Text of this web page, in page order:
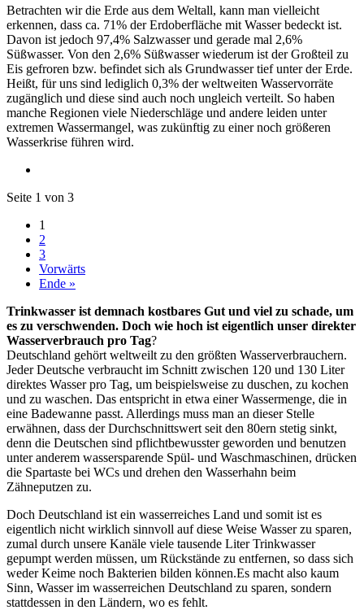
Betrachten wir die Erde aus dem Weltall, kann man vielleicht
erkennen, dass ca. 71% der Erdoberfläche mit Wasser bedeckt ist.
Davon ist jedoch 97,4% Salzwasser und gerade mal 2,6%
Süßwasser. Von den 2,6% Süßwasser wiederum ist der Großteil zu
Eis gefroren bzw. befindet sich als Grundwasser tief unter der Erde.
Heißt, für uns sind lediglich 0,3% der weltweiten Wasservorräte
zugänglich und diese sind auch noch ungleich verteilt. So haben
manche Regionen viele Niederschläge und andere leiden unter
extremen Wassermangel, was zukünftig zu einer noch größeren
Wasserkrise führen wird.
Seite 1 von 3
1
2
3
Vorwärts
Ende »
Trinkwasser ist demnach kostbares Gut und viel zu schade, um
es zu verschwenden. Doch wie hoch ist eigentlich unser direkter
Wasserverbrauch pro Tag?
Deutschland gehört weltweilt zu den größten Wasserverbrauchern.
Jeder Deutsche verbraucht im Schnitt zwischen 120 und 130 Liter
direktes Wasser pro Tag, um beispielsweise zu duschen, zu kochen
und zu waschen. Das entspricht in etwa einer Wassermenge, die in
eine Badewanne passt. Allerdings muss man an dieser Stelle
erwähnen, dass der Durchschnittswert seit den 80ern stetig sinkt,
denn die Deutschen sind pflichtbewusster geworden und benutzen
unter anderem wassersparende Spül- und Waschmaschinen, drücken
die Spartaste bei WCs und drehen den Wasserhahn beim
Zähneputzen zu.
Doch Deutschland ist ein wasserreiches Land und somit ist es
eigentlich nicht wirklich sinnvoll auf diese Weise Wasser zu sparen,
zumal durch unsere Kanäle viele tausende Liter Trinkwasser
gepumpt werden müssen, um Rückstände zu entfernen, so dass sich
weder Keime noch Bakterien bilden können.Es macht also kaum
Sinn, Wasser im wasserreichen Deutschland zu sparen, sondern
stattdessen in den Ländern, wo es fehlt.